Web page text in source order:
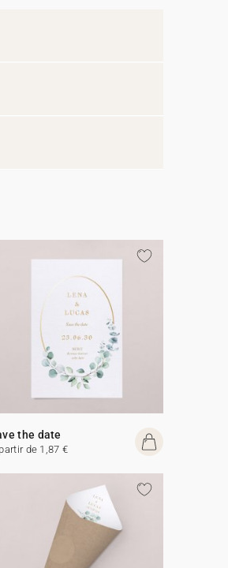
the date
de 1,87 €